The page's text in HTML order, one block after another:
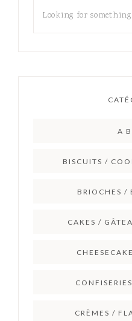
A
BISCUITS /
BRIOCHES /
CAKES /
CRÈMES /